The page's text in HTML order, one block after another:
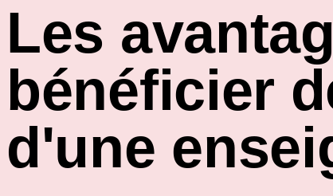
Les
bénéficier
d'une